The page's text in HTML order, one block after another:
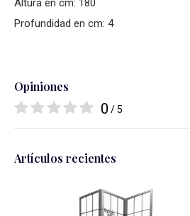
Altura en cm: 180
Profundidad en cm: 4
Opiniones
0 / 5
Artículos recientes